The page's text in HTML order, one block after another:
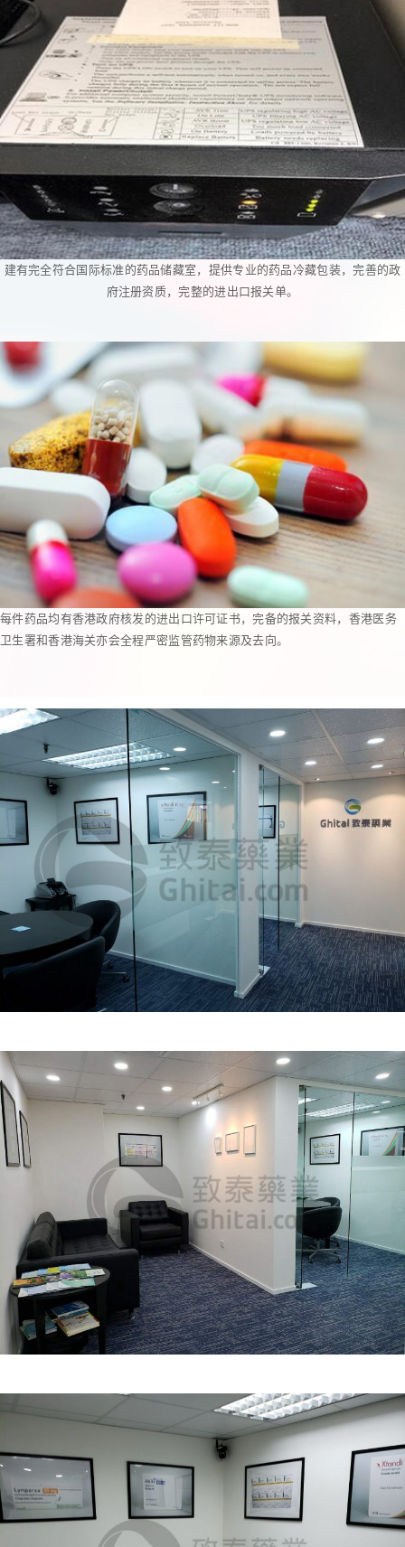
建有完全符合国际标准的药品储藏室，提供专业的药品冷藏包装，完善的政
府注册资质，完整的进出口报关单。
每件药品均有香港政府核发的进出口许可证书，完备的报关资料，香港医务
卫生署和香港海关亦会全程严密监管药物来源及去向。